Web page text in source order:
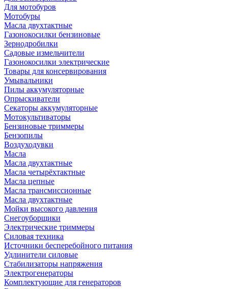
Для мотобуров
Мотобуры
Масла двухтактные
Газонокосилки бензиновые
Зернодробилки
Садовые измельчители
Газонокосилки электрические
Товары для консервирования
Умывальники
Пилы аккумуляторные
Опрыскиватели
Секаторы аккумуляторные
Мотокультиваторы
Бензиновые триммеры
Бензопилы
Воздуходувки
Масла
Масла двухтактные
Масла четырёхтактные
Масла цепные
Масла трансмиссионные
Масла двухтактные
Мойки высокого давления
Снегоуборщики
Электрические триммеры
Силовая техника
Источники бесперебойного питания
Удлинители силовые
Стабилизаторы напряжения
Электрогенераторы
Комплектующие для генераторов